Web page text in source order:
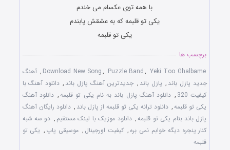
با همه توی عکسام می خندم
یکی تو قلبمه که به عشقش پابندم
یکی تو قلبمه
برچسب ها
Download New Song, Puzzle Band, Yeki Too Ghalbame
, آهنگ
جدید پازل باند , پازل باند , جدیدترین آهنگ پازل باند , دانلود آهنگ با
کیفیت 320
, دانلود آهنگ پازل باند به نام یکی تو قلبمه, دانلود آهنگ
یکی تو قلبمه, دانلود ترانه یکی تو قلبمه از پازل باند , دانلود رایگان آهنگ
پازل باند بنام یکی تو قلبمه, دانلود موزیک با لینک مستقیم , دو سه شبه
کنار پنجره دیگه خوابم نمی بره , کیفیت اورجینال , موسیقی پاپ , یکی تو
قلبمه